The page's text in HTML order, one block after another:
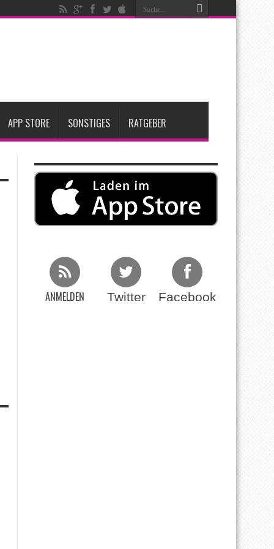
Apple übernimmt Softwarefirma PlasmaSolve
APP STORE SONSTIGES RATGEBER
ANMELDEN Twitter Facebook